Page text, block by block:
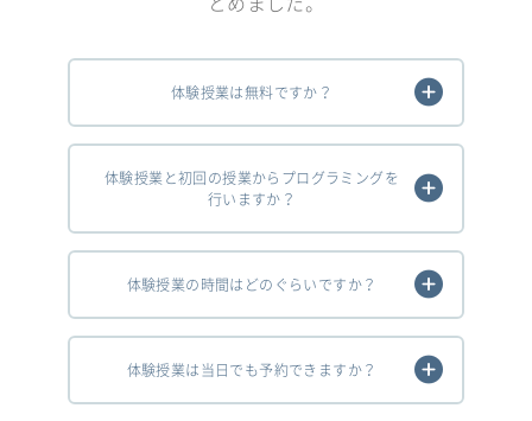
体験授業は無料ですか？
体験授業と初回の授業からプログラミングを
行いますか？
体験授業の時間はどのぐらいですか？
体験授業は当日でも予約できますか？